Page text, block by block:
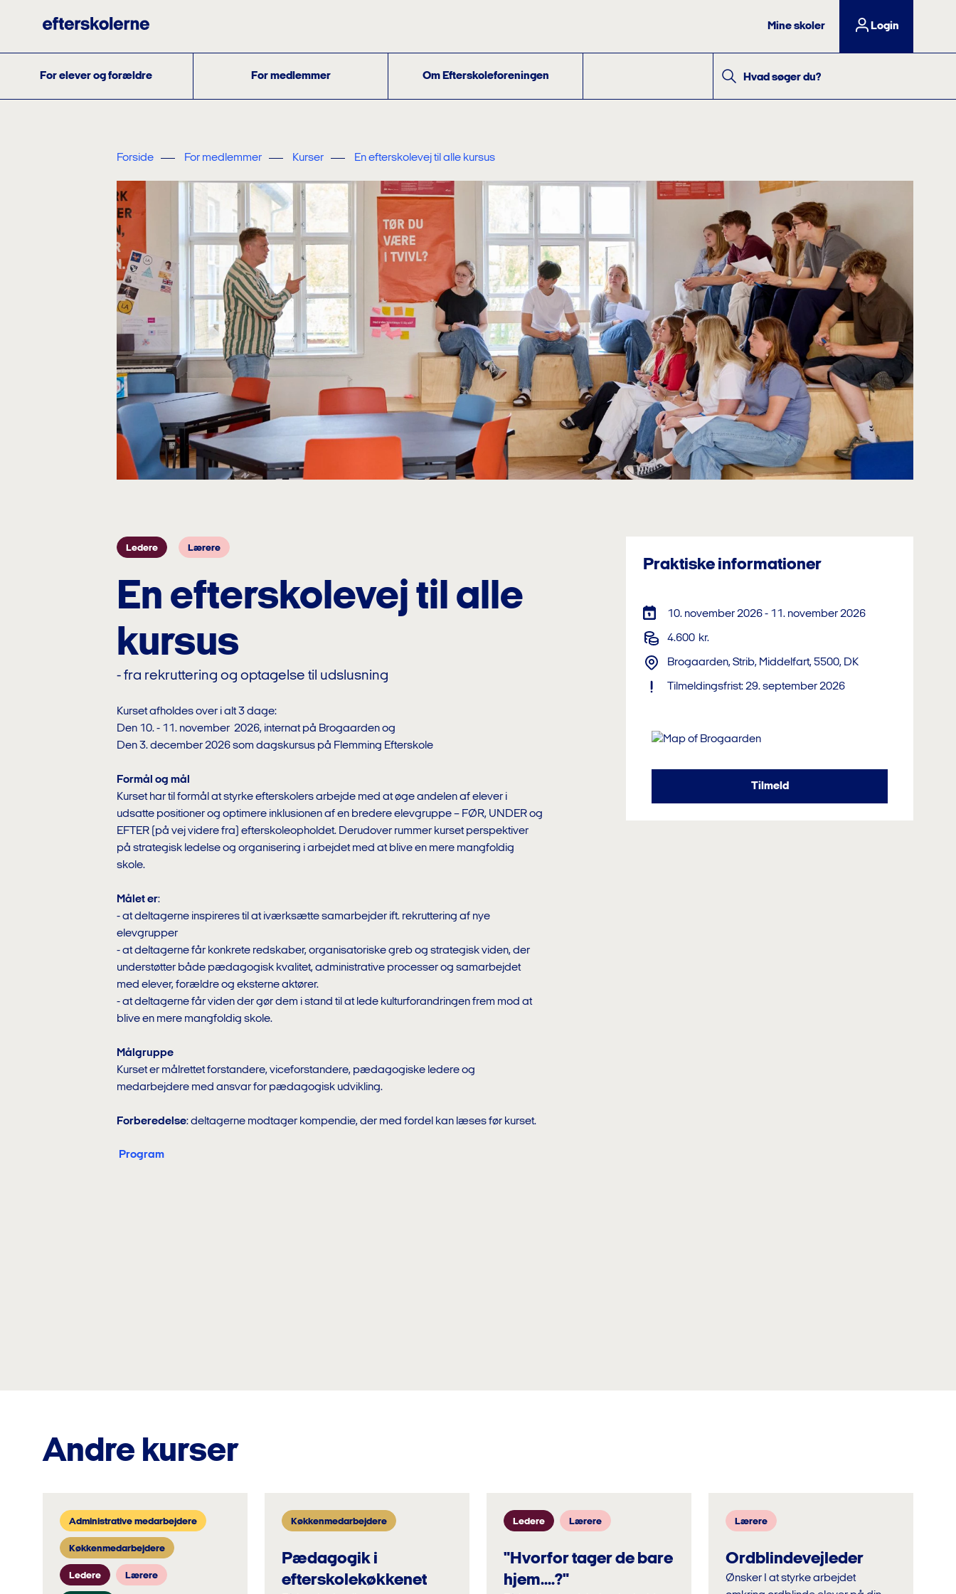
Mine skoler Login
For elever og forældre For medlemmer Om Efterskoleforeningen Hvad søger du?
Forside For medlemmer Kurser En efterskolevej til alle kursus
Ledere Lærere
En efterskolevej til alle
kursus
- fra rekruttering og optagelse til udslusning
Kurset afholdes over i alt 3 dage:
Den 10. - 11. november 2026, internat på Brogaarden og
Den 3. december 2026 som dagskursus på Flemming Efterskole
Formål og mål
Kurset har til formål at styrke efterskolers arbejde med at øge andelen af elever i
udsatte positioner og optimere inklusionen af en bredere elevgruppe – FØR, UNDER og
EFTER (på vej videre fra) efterskoleopholdet. Derudover rummer kurset perspektiver
på strategisk ledelse og organisering i arbejdet med at blive en mere mangfoldig
skole.
Målet er:
- at deltagerne inspireres til at iværksætte samarbejder ift. rekruttering af nye
elevgrupper
- at deltagerne får konkrete redskaber, organisatoriske greb og strategisk viden, der
understøtter både pædagogisk kvalitet, administrative processer og samarbejdet
med elever, forældre og eksterne aktører.
- at deltagerne får viden der gør dem i stand til at lede kulturforandringen frem mod at
blive en mere mangfoldig skole.
Målgruppe
Kurset er målrettet forstandere, viceforstandere, pædagogiske ledere og
medarbejdere med ansvar for pædagogisk udvikling.
Forberedelse: deltagerne modtager kompendie, der med fordel kan læses før kurset.
Program
Praktiske informationer
10. november 2026 - 11. november 2026
4.600 kr.
Brogaarden, Strib, Middelfart, 5500, DK
Tilmeldingsfrist: 29. september 2026
Tilmeld
Andre kurser
Administrative medarbejdere
Køkkenmedarbejdere
Ledere Lærere
Køkkenmedarbejdere
Pædagogik i
efterskolekøkkenet
Ledere Lærere
"Hvorfor tager de bare
hjem....?"
Lærere
Ordblindevejleder
Ønsker I at styrke arbejdet